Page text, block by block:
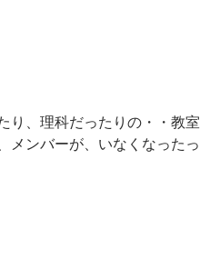
り、理科だったりの・・教室
メンバーが、いなくなったっ